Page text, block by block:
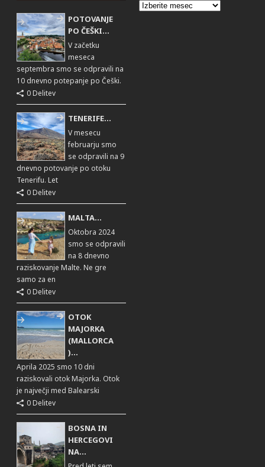
POTOVANJE
PO ČEŠKI...
V začetku
meseca
septembra smo se odpravili na
10 dnevno potepanje po Češki.
0 Delitev
TENERIFE...
V mesecu
februarju smo
se odpravili na 9
dnevno potovanje po otoku
Tenerifu. Let
0 Delitev
MALTA...
Oktobra 2024
smo se odpravili
na 8 dnevno
raziskovanje Malte. Ne gre
samo za en
0 Delitev
OTOK
MAJORKA
(MALLORCA
)...
Aprila 2025 smo 10 dni
raziskovali otok Majorka. Otok
je največji med Balearski
0 Delitev
BOSNA IN
HERCEGOVI
NA...